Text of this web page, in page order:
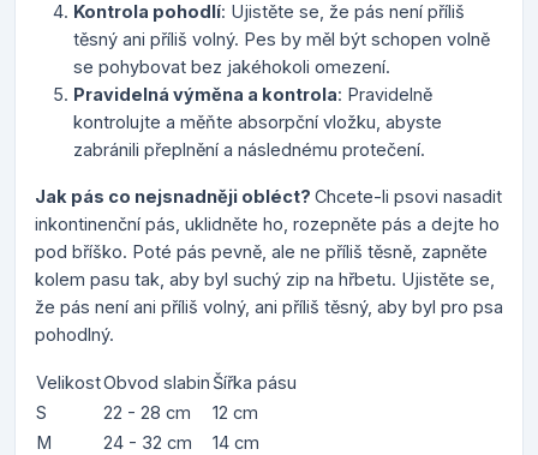
Kontrola pohodlí: Ujistěte se, že pás není příliš
těsný ani příliš volný. Pes by měl být schopen volně
se pohybovat bez jakéhokoli omezení.
Pravidelná výměna a kontrola: Pravidelně
kontrolujte a měňte absorpční vložku, abyste
zabránili přeplnění a následnému protečení.
Jak pás co nejsnadněji obléct? Chcete-li psovi nasadit
inkontinenční pás, uklidněte ho, rozepněte pás a dejte ho
pod bříško. Poté pás pevně, ale ne příliš těsně, zapněte
kolem pasu tak, aby byl suchý zip na hřbetu. Ujistěte se,
že pás není ani příliš volný, ani příliš těsný, aby byl pro psa
pohodlný.
VelikostObvod slabin Šířka pásu
S
22 - 28 cm
12 cm
M
24 - 32 cm
14 cm